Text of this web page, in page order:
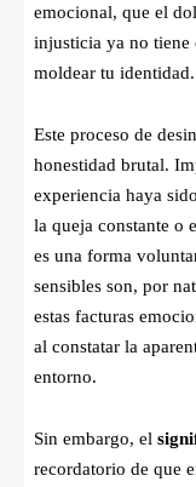
emocional, que el
injusticia ya no tiene
moldear tu identidad.
Este proceso de
honestidad brutal.
experiencia haya
la queja constante o
es una forma
sensibles son, por
estas facturas
al constatar la
entorno.
Sin embargo, el
recordatorio de que